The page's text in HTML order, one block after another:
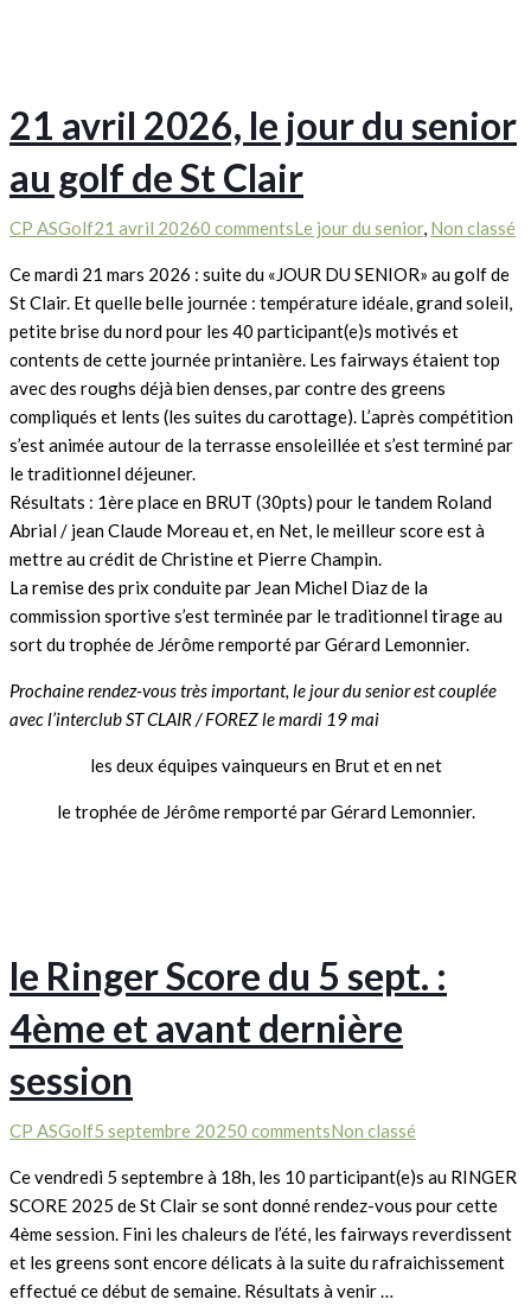
21 avril 2026, le jour du senior
au golf de St Clair
CP ASGolf21 avril 20260 commentsLe jour du senior, Non classé
Ce mardi 21 mars 2026 : suite du «JOUR DU SENIOR» au golf de
St Clair. Et quelle belle journée : température idéale, grand soleil,
petite brise du nord pour les 40 participant(e)s motivés et
contents de cette journée printanière. Les fairways étaient top
avec des roughs déjà bien denses, par contre des greens
compliqués et lents (les suites du carottage). L’après compétition
s’est animée autour de la terrasse ensoleillée et s’est terminé par
le traditionnel déjeuner.
Résultats : 1ère place en BRUT (30pts) pour le tandem Roland
Abrial / jean Claude Moreau et, en Net, le meilleur score est à
mettre au crédit de Christine et Pierre Champin.
La remise des prix conduite par Jean Michel Diaz de la
commission sportive s’est terminée par le traditionnel tirage au
sort du trophée de Jérôme remporté par Gérard Lemonnier.
Prochaine rendez-vous très important, le jour du senior est couplée
avec l’interclub ST CLAIR / FOREZ le mardi 19 mai
les deux équipes vainqueurs en Brut et en net
le trophée de Jérôme remporté par Gérard Lemonnier.
le Ringer Score du 5 sept. :
4ème et avant dernière
session
CP ASGolf5 septembre 20250 commentsNon classé
Ce vendredi 5 septembre à 18h, les 10 participant(e)s au RINGER
SCORE 2025 de St Clair se sont donné rendez-vous pour cette
4ème session. Fini les chaleurs de l’été, les fairways reverdissent
et les greens sont encore délicats à la suite du rafraichissement
effectué ce début de semaine. Résultats à venir …